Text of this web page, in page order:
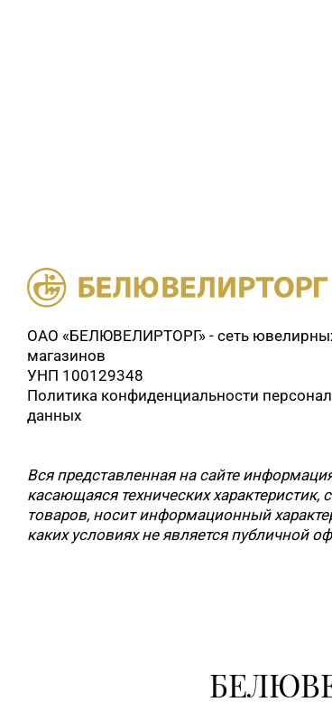
ОАО «БЕЛЮВЕЛИРТОРГ» - сеть
магазинов
УНП 100129348
Политика конфиденциальности
данных
Вся представленная на сайте
касающаяся технических характеристик,
товаров, носит информационный
каких условиях не является публичной